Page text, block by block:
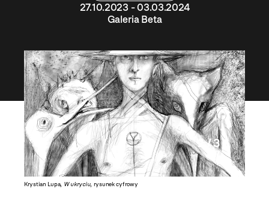
27.10.2023 - 03.03.2024
Galeria Beta
Krystian Lupa, W ukryciu, rysunek cyfrowy
2 / 3